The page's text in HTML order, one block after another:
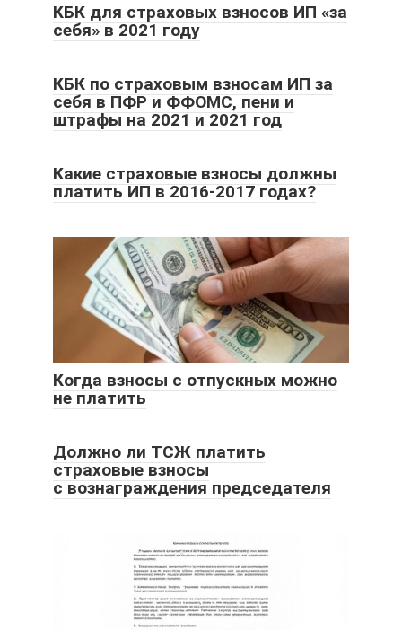
КБК для страховых взносов ИП «за
себя» в 2021 году
КБК по страховым взносам ИП за
себя в ПФР и ФФОМС, пени и
штрафы на 2021 и 2021 год
Какие страховые взносы должны
платить ИП в 2016-2017 годах?
Когда взносы с отпускных можно
не платить
Должно ли ТСЖ платить
страховые взносы
с вознаграждения председателя